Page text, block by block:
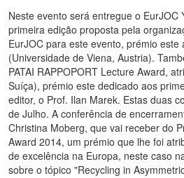
Neste evento será entregue o
primeira edição proposta pela
EurJOC para este evento, prémio
(Universidade de Viena, Austria).
PATAI RAPPOPORT Lecture Award,
Suíça), prémio este dedicado aos
editor, o Prof. Ilan Marek. Estas duas
de Julho. A conferência de
Christina Moberg, que vai receber do
Award 2014, um prémio que lhe foi
de excelência na Europa, neste caso
sobre o tópico "Recycling in